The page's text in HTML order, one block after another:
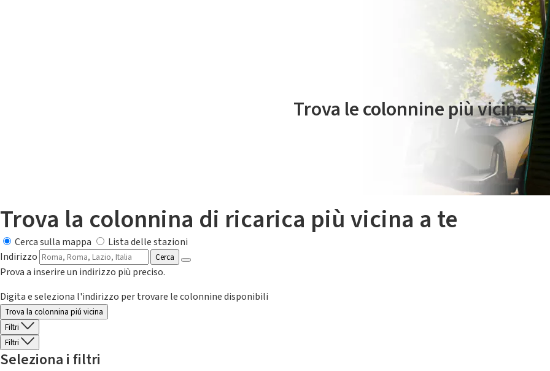
Il servizio di mobilità elettrica è gestito da Plenitude On The Road
Trova le colonnine più vicine.
Trova la colonnina di ricarica più vicina a te
Cerca sulla mappa
Lista delle stazioni
Indirizzo
Cerca
Prova a inserire un indirizzo più preciso.
Digita e seleziona l'indirizzo per trovare le colonnine disponibili
Trova la colonnina piú vicina
Filtri
Filtri
Seleziona i filtri